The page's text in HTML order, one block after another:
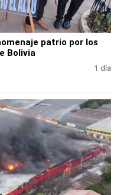
patrio por los
Bolivia
1 día